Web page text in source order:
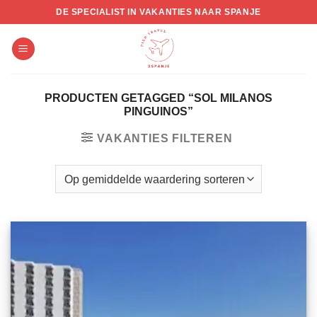
to
content
DE SPECIALIST IN VAKANTIES NAAR SPANJE
PRODUCTEN GETAGGED “SOL MILANOS
PINGUINOS”
VAKANTIES FILTEREN